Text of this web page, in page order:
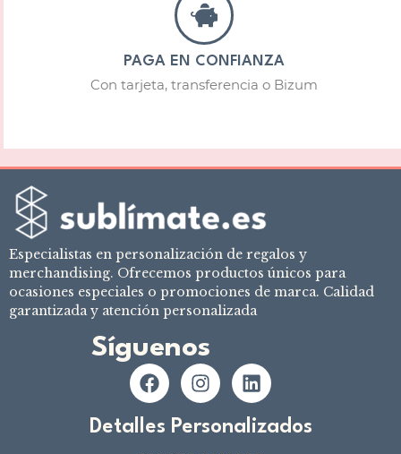
PAGA EN CONFIANZA
Con tarjeta, transferencia o Bizum
Especialistas en personalización de regalos y
merchandising. Ofrecemos productos únicos para
ocasiones especiales o promociones de marca. Calidad
garantizada y atención personalizada
Síguenos
Detalles Personalizados